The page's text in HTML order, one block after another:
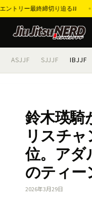
リー最終締切り迫る!!
テ
ASJJF SJJJF IBJJF
鈴木瑛騎
リスチ
位。アダ
のティー
2026年3月29日